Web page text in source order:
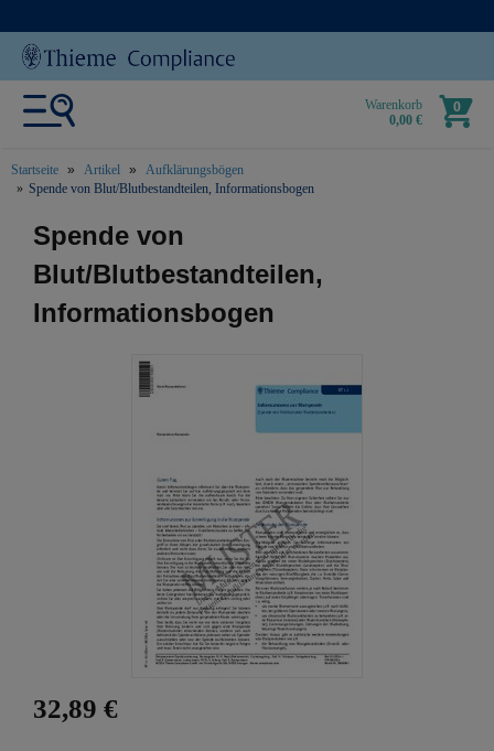
Warenkorb
0,00 €
0
Startseite Artikel
Aufklärungsbögen
Spende von Blut/Blutbestandteilen, Informationsbogen
text.skipToContent
text.skipToNavigation
Spende von
Blut/Blutbestandteilen,
Informationsbogen
32,89 €